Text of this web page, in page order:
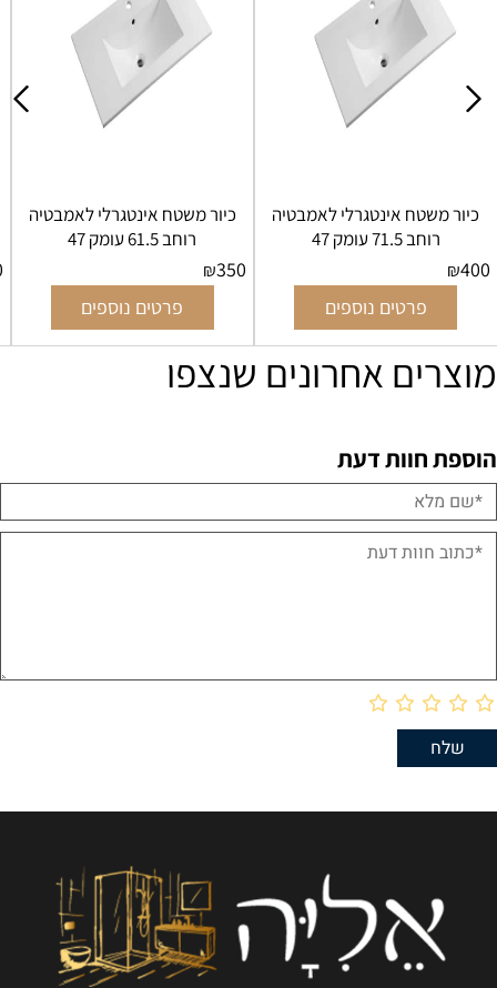
כיור משטח אינטגרלי לאמבטיה
רוחב 61.5 עומק 47
₪350
פרטים נוספים
כיור משטח אינטגרלי לאמבטיה
רוחב 71.5 עומק 47
₪400
פרטים נוספים
מוצרים אחרונים שנצפו
הוספת חוות דעת